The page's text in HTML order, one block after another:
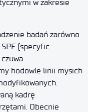
w zakresie
badań zarówno
(specyfic
hodowle linii mysich
.
kadrę
. Obecnie